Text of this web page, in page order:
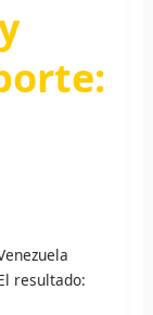
resultado: